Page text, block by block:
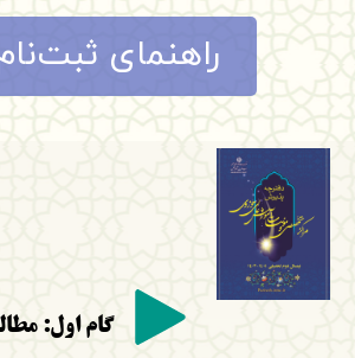
گام اول:
راهنمای